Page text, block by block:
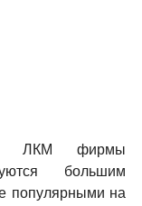
ЛКМ фирмы
большим
популярными на